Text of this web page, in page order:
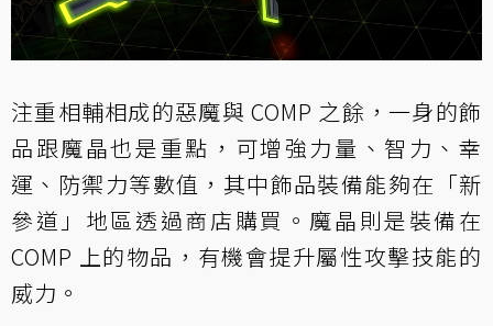
注重相輔相成的惡魔與 COMP 之餘，一身的飾
品跟魔晶也是重點，可增強力量、智力、幸
運、防禦力等數值，其中飾品裝備能夠在「新
參道」地區透過商店購買。魔晶則是裝備在
COMP 上的物品，有機會提升屬性攻擊技能的
威力。